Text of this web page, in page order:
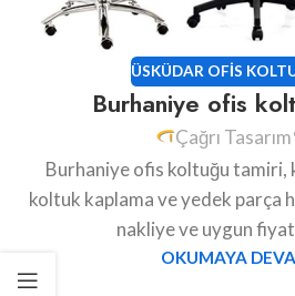
ÜSKÜDAR OFIS
Burhaniye ofis
Çağrı Tasarım
Burhaniye ofis koltuğu tamiri,
koltuk kaplama ve yedek parça
nakliye ve uygun
OKUMAYA